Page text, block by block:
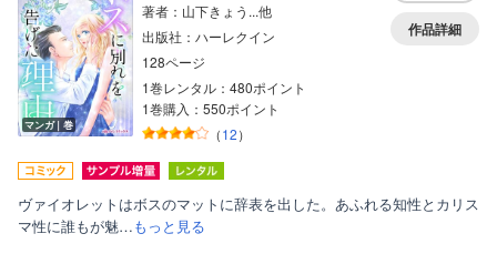
マンガ｜巻
著者：山下きょう...他
出版社：ハーレクイン
128ページ
1巻レンタル：480ポイント
1巻購入：550ポイント
（12）
作品詳細
ヴァイオレットはボスのマットに辞表を出した。あふれる知性とカリス
マ性に誰もが魅…もっと見る